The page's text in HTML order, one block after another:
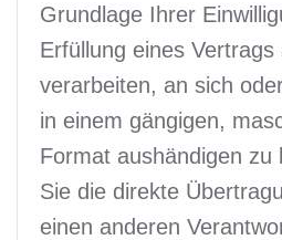
Grundlage Ihrer
Erfüllung eines
verarbeiten, an sich
in einem gängigen,
Format aushändigen zu
Sie die direkte
einen anderen